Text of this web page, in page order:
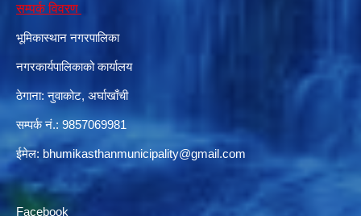
सम्पर्क विवरण
भूमिकास्थान नगरपालिका
नगरकार्यपालिकाको कार्यालय
ठेगाना: नुवाकोट, अर्घाखाँची
सम्पर्क नं.: 9857069981
ईमेल: bhumikasthanmunicipality@gmail.com
Facebook